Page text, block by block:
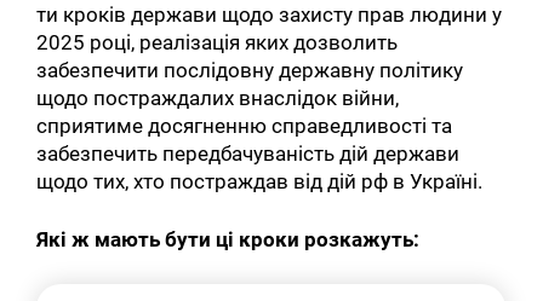
ти кроків держави щодо захисту прав людини у
2025 році, реалізація яких дозволить
забезпечити послідовну державну політику
щодо постраждалих внаслідок війни,
сприятиме досягненню справедливості та
забезпечить передбачуваність дій держави
щодо тих, хто постраждав від дій рф в Україні.
Які ж мають бути ці кроки розкажуть: